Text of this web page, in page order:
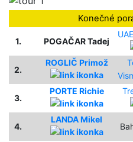
Konečné
1. POGAČAR Tadej
2.
ROGLIČ Primož
3.
PORTE Richie
4.
LANDA Mikel